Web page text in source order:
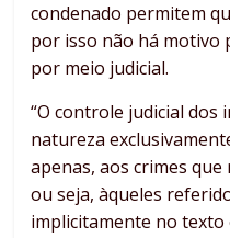
condenado permitem
por isso não há motivo
por meio judicial.
“O controle judicial
natureza
apenas, aos crimes
ou seja, àqueles
implicitamente no texto